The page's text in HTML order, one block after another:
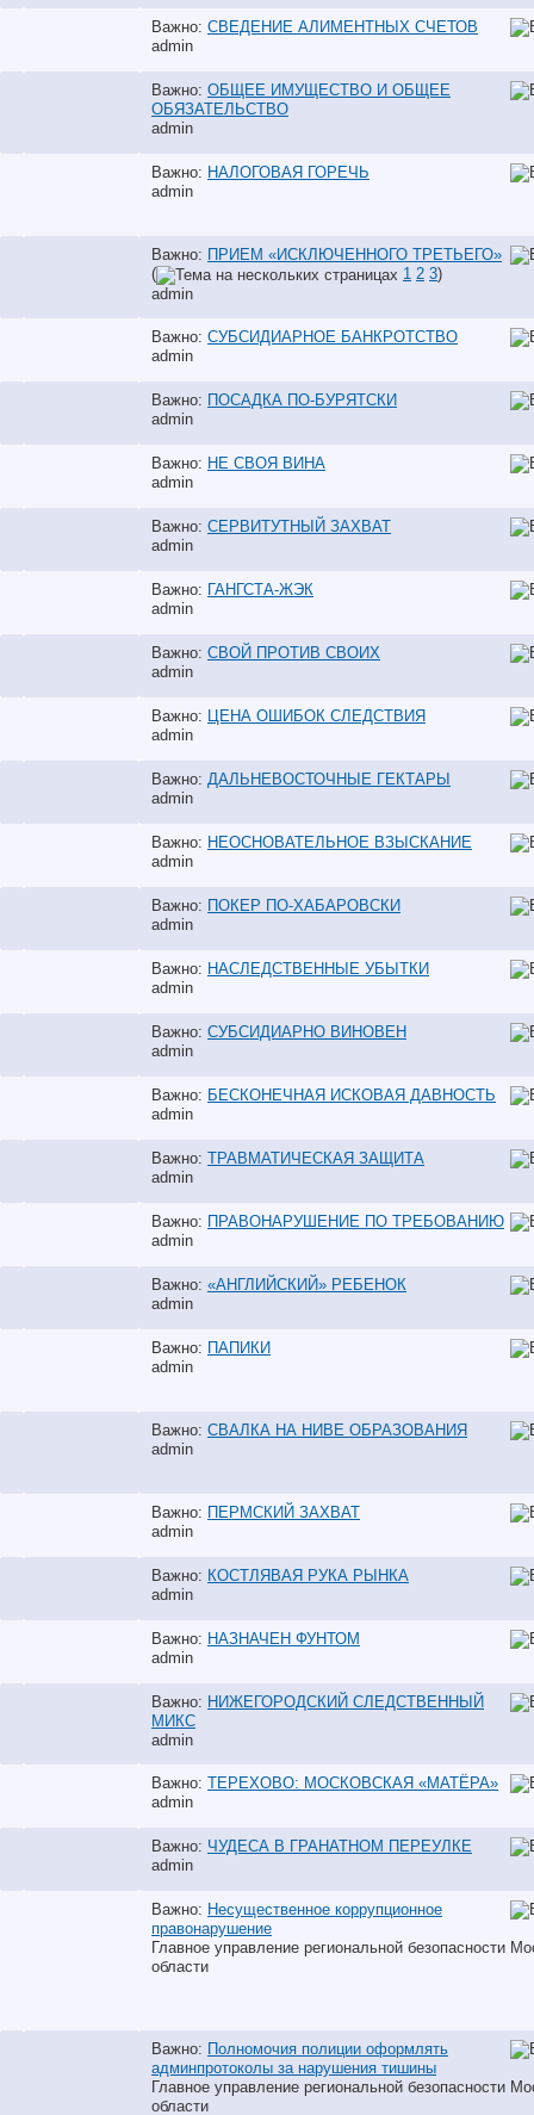
Важно: СВЕДЕНИЕ АЛИМЕНТНЫХ СЧЕТОВ
аdmin
Важно: ОБЩЕЕ ИМУЩЕСТВО И ОБЩЕЕ
ОБЯЗАТЕЛЬСТВО
аdmin
Важно: НАЛОГОВАЯ ГОРЕЧЬ
аdmin
Важно: ПРИЕМ «ИСКЛЮЧЕННОГО ТРЕТЬЕГО»
(
1 2 3)
аdmin
Важно: СУБСИДИАРНОЕ БАНКРОТСТВО
аdmin
Важно: ПОСАДКА ПО-БУРЯТСКИ
аdmin
Важно: НЕ СВОЯ ВИНА
аdmin
Важно: СЕРВИТУТНЫЙ ЗАХВАТ
аdmin
Важно: ГАНГСТА-ЖЭК
аdmin
Важно: СВОЙ ПРОТИВ СВОИХ
аdmin
Важно: ЦЕНА ОШИБОК СЛЕДСТВИЯ
аdmin
Важно: ДАЛЬНЕВОСТОЧНЫЕ ГЕКТАРЫ
аdmin
Важно: НЕОСНОВАТЕЛЬНОЕ ВЗЫСКАНИЕ
аdmin
Важно: ПОКЕР ПО-ХАБАРОВСКИ
аdmin
Важно: НАСЛЕДСТВЕННЫЕ УБЫТКИ
аdmin
Важно: СУБСИДИАРНО ВИНОВЕН
аdmin
Важно: БЕСКОНЕЧНАЯ ИСКОВАЯ ДАВНОСТЬ
аdmin
Важно: ТРАВМАТИЧЕСКАЯ ЗАЩИТА
аdmin
Важно: ПРАВОНАРУШЕНИЕ ПО ТРЕБОВАНИЮ
аdmin
Важно: «АНГЛИЙСКИЙ» РЕБЕНОК
аdmin
Важно: ПАПИКИ
аdmin
Важно: СВАЛКА НА НИВЕ ОБРАЗОВАНИЯ
аdmin
Важно: ПЕРМСКИЙ ЗАХВАТ
аdmin
Важно: КОСТЛЯВАЯ РУКА РЫНКА
аdmin
Важно: НАЗНАЧЕН ФУНТОМ
аdmin
Важно: НИЖЕГОРОДСКИЙ СЛЕДСТВЕННЫЙ
МИКС
аdmin
Важно: ТЕРЕХОВО: МОСКОВСКАЯ «МАТЁРА»
аdmin
Важно: ЧУДЕСА В ГРАНАТНОМ ПЕРЕУЛКЕ
аdmin
Важно: Несущественное коррупционное
правонарушение
Главное управление региональной безопасности
области
Важно: Полномочия полиции оформлять
админпротоколы за нарушения тишины
Главное управление региональной безопасности
области